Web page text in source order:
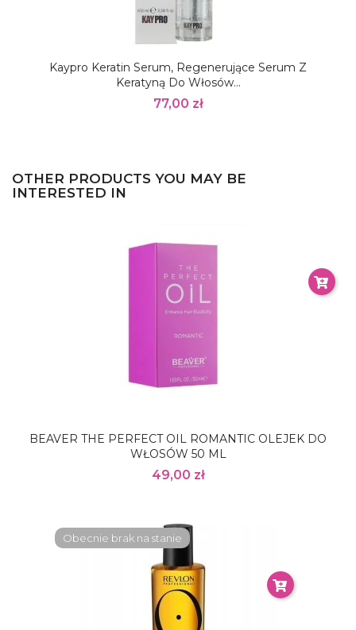
Kaypro Keratin Serum, Regenerujące Serum Z
Keratyną Do Włosów...
77,00 zł
OTHER PRODUCTS YOU MAY BE
INTERESTED IN
BEAVER THE PERFECT OIL ROMANTIC OLEJEK DO
WŁOSÓW 50 ML
49,00 zł
Obecnie brak na stanie